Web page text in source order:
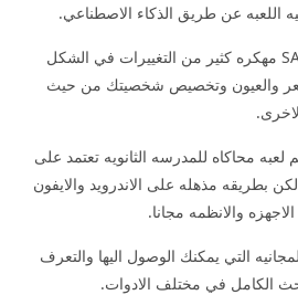
اللعبه عن طريق الذكاء الاصطناعي.
SAKURA School Simulator مهكره كثير من التغييرات في الشكل
والعيون وتخصيص شخصيتك من حيث
لعبه محاكاه للمدرسه الثانويه تعتمد على
بطريقه مذهله على الاندرويد والايفون
والانظمه مجانا.
التي يمكنك الوصول اليها والتعرف
الكامل في مختلف الادوات.